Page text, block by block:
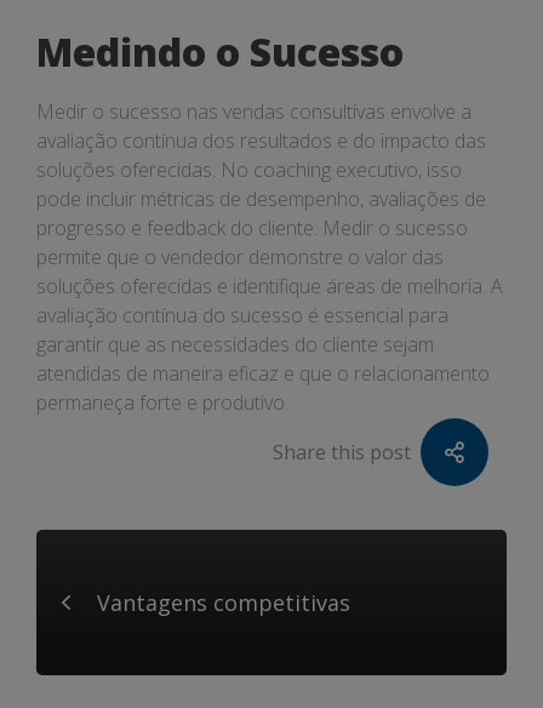
Medindo o Sucesso
Medir o sucesso nas vendas consultivas envolve a
avaliação contínua dos resultados e do impacto das
soluções oferecidas. No coaching executivo, isso
pode incluir métricas de desempenho, avaliações de
progresso e feedback do cliente. Medir o sucesso
permite que o vendedor demonstre o valor das
soluções oferecidas e identifique áreas de melhoria. A
avaliação contínua do sucesso é essencial para
garantir que as necessidades do cliente sejam
atendidas de maneira eficaz e que o relacionamento
permaneça forte e produtivo.
Share this post
Vantagens competitivas